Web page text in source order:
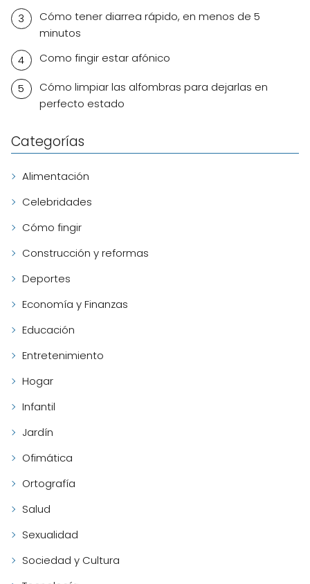
Cómo tener diarrea rápido, en menos de 5
minutos
Como fingir estar afónico
Cómo limpiar las alfombras para dejarlas en
perfecto estado
Categorías
Alimentación
Celebridades
Cómo fingir
Construcción y reformas
Deportes
Economía y Finanzas
Educación
Entretenimiento
Hogar
Infantil
Jardín
Ofimática
Ortografía
Salud
Sexualidad
Sociedad y Cultura